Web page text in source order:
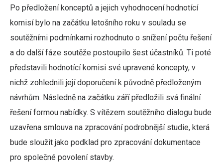
Po předložení konceptů a jejich vyhodnocení hodnotící
komisí bylo na začátku letošního roku v souladu se
soutěžními podmínkami rozhodnuto o snížení počtu řešení
a do další fáze soutěže postoupilo šest účastníků. Ti poté
představili hodnotící komisi své upravené koncepty, v
nichž zohlednili její doporučení k původně předloženým
návrhům. Následně na začátku září předložili svá finální
řešení formou nabídky. S vítězem soutěžního dialogu bude
uzavřena smlouva na zpracování podrobnější studie, která
bude sloužit jako podklad pro zpracování dokumentace
pro společné povolení stavby.